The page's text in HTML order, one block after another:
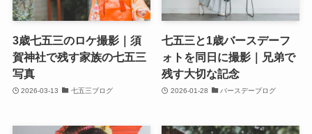
3歳七五三のロケ撮影｜須
賀神社で残す家族の七五三
写真
2026-03-13 七五三ブログ
七五三と1歳バースデーフ
ォトを同日に撮影｜兄弟で
残す大切な記念
2026-01-28 バースデーブログ